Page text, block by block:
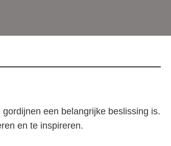
een belangrijke beslissing is.
en te inspireren.